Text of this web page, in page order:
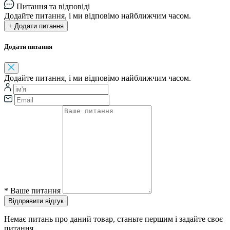
Питання та відповіді
Додайте питання, і ми відповімо найближчим часом.
+ Додати питання
Додати питання
Додайте питання, і ми відповімо найближчим часом.
* Ваше питання
Відправити відгук
Немає питань про даний товар, станьте першим і задайте своє